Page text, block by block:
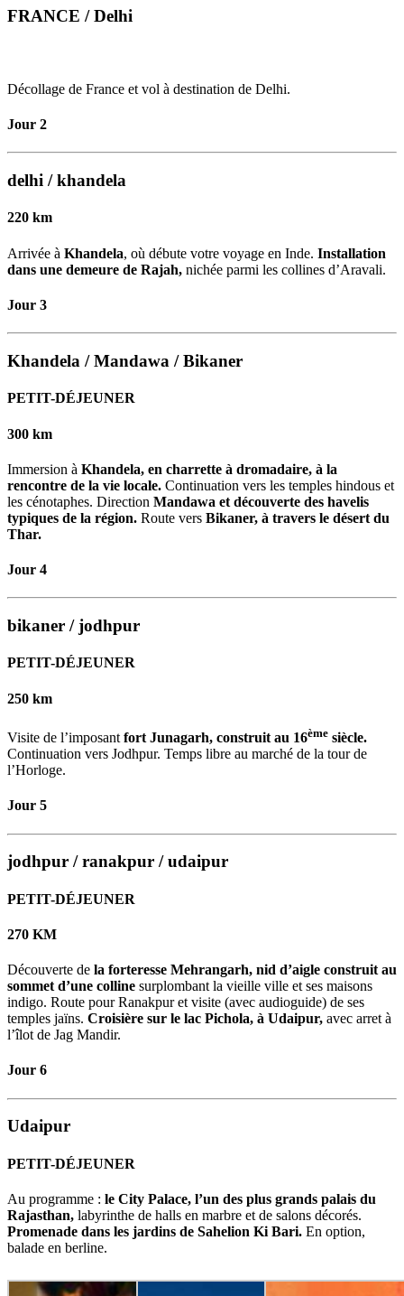
FRANCE / Delhi
Décollage de France et vol à destination de Delhi.
Jour 2
delhi / khandela
220 km
Arrivée à Khandela, où débute votre voyage en Inde. Installation
dans une demeure de Rajah, nichée parmi les collines d’Aravali.
Jour 3
Khandela / Mandawa / Bikaner
PETIT-DÉJEUNER
300 km
Immersion à Khandela, en charrette à dromadaire, à la
rencontre de la vie locale. Continuation vers les temples hindous et
les cénotaphes. Direction Mandawa et découverte des havelis
typiques de la région. Route vers Bikaner, à travers le désert du
Thar.
Jour 4
bikaner / jodhpur
PETIT-DÉJEUNER
250 km
Visite de l’imposant fort Junagarh, construit au 16ème siècle.
Continuation vers Jodhpur. Temps libre au marché de la tour de
l’Horloge.
Jour 5
jodhpur / ranakpur / udaipur
PETIT-DÉJEUNER
270 KM
Découverte de la forteresse Mehrangarh, nid d’aigle construit au
sommet d’une colline surplombant la vieille ville et ses maisons
indigo. Route pour Ranakpur et visite (avec audioguide) de ses
temples jaïns. Croisière sur le lac Pichola, à Udaipur, avec arret à
l’îlot de Jag Mandir.
Jour 6
Udaipur
PETIT-DÉJEUNER
Au programme : le City Palace, l’un des plus grands palais du
Rajasthan, labyrinthe de halls en marbre et de salons décorés.
Promenade dans les jardins de Sahelion Ki Bari. En option,
balade en berline.